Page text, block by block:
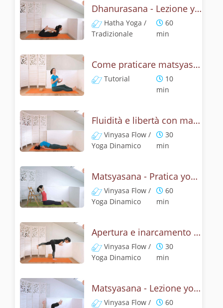
Dhanurasana - Lezione yoga con la storia dell'arco
Hatha Yoga /
Tradizionale
60
min
Come praticare matsyasana, la posizione del pesce? Tutorial
Tutorial
10
min
Fluidità e libertà con matsyasana, la posizione del pesce
Vinyasa Flow /
Yoga Dinamico
30
min
Matsyasana - Pratica yoga con la tecnica della posizione del pesce
Vinyasa Flow /
Yoga Dinamico
60
min
Apertura e inarcamento con la posizione del pesce
Vinyasa Flow /
Yoga Dinamico
30
min
Matsyasana - Lezione yoga con la mitologia della posizione del pescie
Vinyasa Flow /
60